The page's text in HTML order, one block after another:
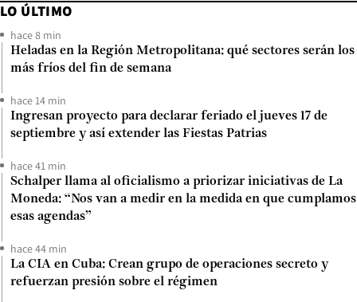
LO ÚLTIMO
hace 8 min
Heladas en la Región Metropolitana: qué sectores serán los
más fríos del fin de semana
hace 14 min
Ingresan proyecto para declarar feriado el jueves 17 de
septiembre y así extender las Fiestas Patrias
hace 41 min
Schalper llama al oficialismo a priorizar iniciativas de La
Moneda: “Nos van a medir en la medida en que cumplamos
esas agendas”
hace 44 min
La CIA en Cuba: Crean grupo de operaciones secreto y
refuerzan presión sobre el régimen